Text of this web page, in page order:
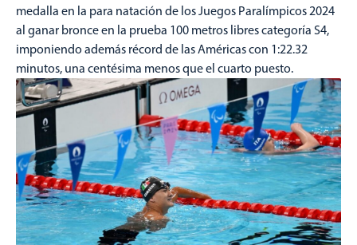
medalla en la para natación de los Juegos Paralímpicos 2024
al ganar bronce en la prueba 100 metros libres categoría S4,
imponiendo además récord de las Américas con 1:22.32
minutos, una centésima menos que el cuarto puesto.